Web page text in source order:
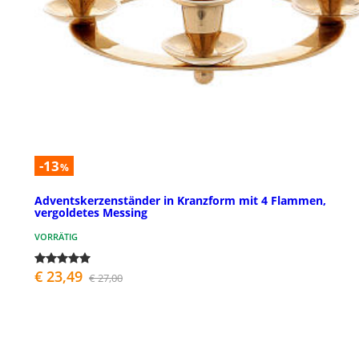
-13%
Adventskerzenständer in Kranzform mit 4 Flammen,
vergoldetes Messing
VORRÄTIG
€ 23,49 € 27,00